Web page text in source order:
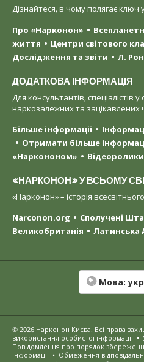
Дізнайтеся, в чому полягає ключ
Про «Нарконон»
життя
Центри світового
Дослідження та звіти
Л.
ДОДАТКОВА ІНФОРМАЦІЯ
Для консультантів, спеціалістів у
наркозалежних та зацікавлених
Більше інформації
Отримати більше
«Наркононом»
Відеоролики
«НАРКОНОН» У ВСЬОМУ
«Нарконон» – історія
Narconon.org
Сполучені
Великобританія
Латинська
Мова:
© 2026 Нарконон Києва. Всі права
використання особистої інформації •
Повідомлення про порядок
інформації • Обмеження